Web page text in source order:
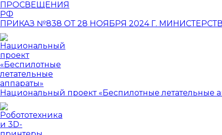
ПРИКАЗ №838 ОТ 28 НОЯБРЯ 2024 Г.
Национальный проект «Беспилотные летательные